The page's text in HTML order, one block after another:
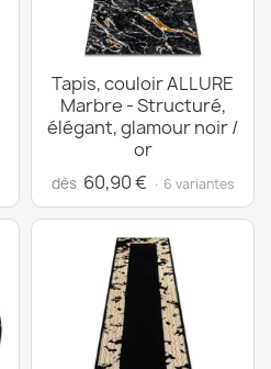
Tapis, couloir ALLURE
Marbre - Structuré,
élégant, glamour noir /
or
dès 60,90 € · 6 variantes